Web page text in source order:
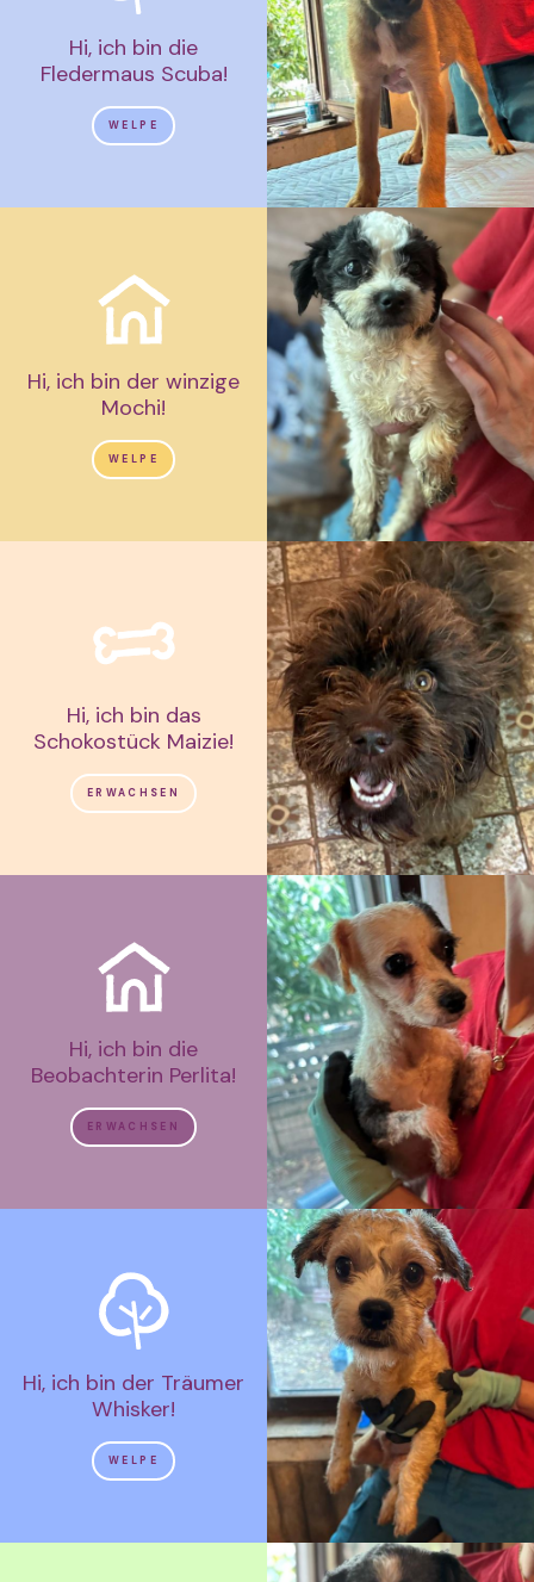
Hi, ich bin die
Fledermaus Scuba!
WELPE
Hi, ich bin der winzige
Mochi!
WELPE
Hi, ich bin das
Schokostück Maizie!
ERWACHSEN
Hi, ich bin die
Beobachterin Perlita!
ERWACHSEN
Hi, ich bin der Träumer
Whisker!
WELPE